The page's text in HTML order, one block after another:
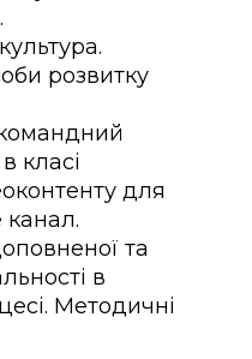
розвитку
класі
для
канал.
та
в
Методичні